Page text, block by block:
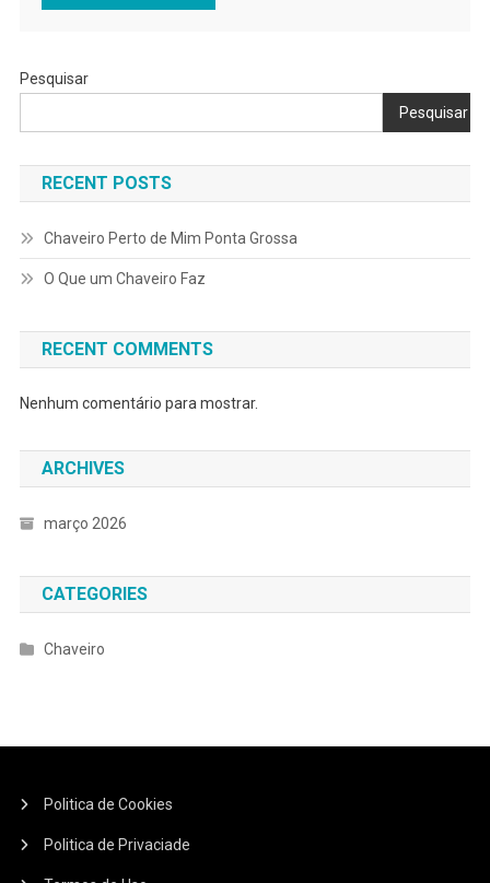
Pesquisar
Pesquisar
RECENT POSTS
Chaveiro Perto de Mim Ponta Grossa
O Que um Chaveiro Faz
RECENT COMMENTS
Nenhum comentário para mostrar.
ARCHIVES
março 2026
CATEGORIES
Chaveiro
Politica de Cookies
Politica de Privaciade